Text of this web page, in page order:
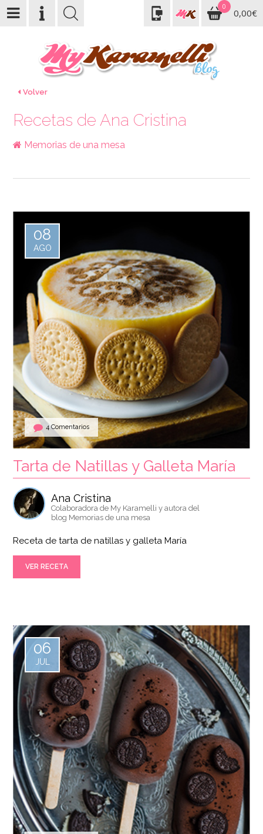
0
0,00€
Volver
Recetas de Ana Cristina
Memorias de una mesa
4 Comentarios
08
AGO
Tarta de Natillas y Galleta María
Ana Cristina
Colaboradora de My Karamelli y autora del
blog Memorias de una mesa
Receta de tarta de natillas y galleta María
VER RECETA
06
JUL